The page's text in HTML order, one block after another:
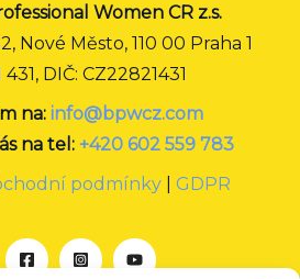
Women CR z.s.
Nové Město, 110 00 Praha 1
431, DIČ: CZ22821431
na: info@bpwcz.com
na tel: +420 602 559 783
podmínky
GDPR